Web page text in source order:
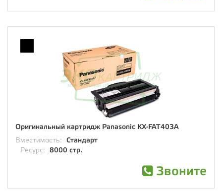
Оригинальный картридж Panasonic KX-FAT403A
Вместимость:
Стандарт
Ресурс:
8000 стр.
Звоните